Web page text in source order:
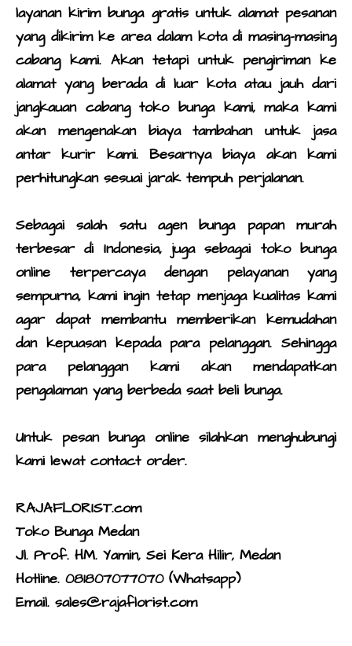
layanankirim bungagratis untuk alamat pesanan
yang dikirim ke area dalam kota di masing-masing
cabang kami. Akan tetapi untuk pengiriman ke
alamat yang berada di luar kota atau jauh dari
jangkauan cabangtoko bungakami, maka kami
akan mengenakan biaya tambahan untuk jasa
antar kurir kami. Besarnya biaya akan kami
perhitungkan sesuai jarak tempuh perjalanan.
Sebagai salah satu agenbunga papan murah
terbesar di Indonesia, juga sebagai toko bunga
online terpercaya dengan pelayanan yang
sempurna, kami ingin tetap menjaga kualitas kami
agar dapat membantu memberikan kemudahan
dan kepuasan kepada para pelanggan. Sehingga
para pelanggan kami akan mendapatkan
pengalaman yang berbeda saat beli bunga.
Untuk pesan bunga onlinesilahkan menghubungi
kami lewat contact order.
RAJAFLORIST.com
Toko Bunga Medan
Jl. Prof. HM. Yamin, Sei Kera Hilir, Medan
Hotline. 081807077070 (Whatsapp)
Email. sales@rajaflorist.com